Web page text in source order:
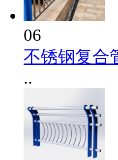
06
不锈钢复合
..